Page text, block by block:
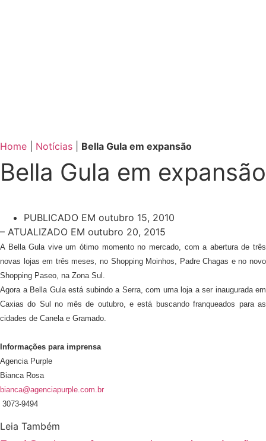
Home Notícias Bella Gula em expansão
Bella Gula em expansão
PUBLICADO EM outubro 15, 2010
– ATUALIZADO EM outubro 20, 2015
A Bella Gula vive um ótimo momento no mercado, com a abertura de três
novas lojas em três meses, no Shopping Moinhos, Padre Chagas e no novo
Shopping Paseo, na Zona Sul.
Agora a Bella Gula está subindo a Serra, com uma loja a ser inaugurada em
Caxias do Sul no mês de outubro, e está buscando franqueados para as
cidades de Canela e Gramado.
Informações para imprensa
Agencia Purple
Bianca Rosa
bianca@agenciapurple.com.br
3073-9494
Leia Também